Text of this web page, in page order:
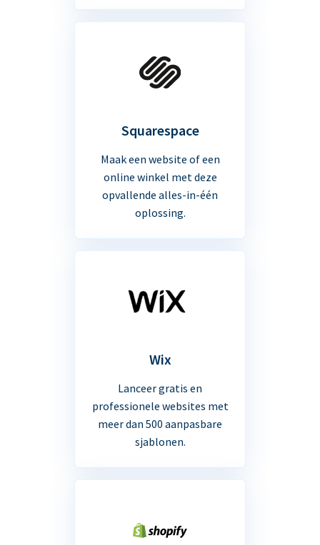
Squarespace
Maak een website of een
online winkel met deze
opvallende alles-in-één
oplossing.
Wix
Lanceer gratis en
professionele websites met
meer dan 500 aanpasbare
sjablonen.